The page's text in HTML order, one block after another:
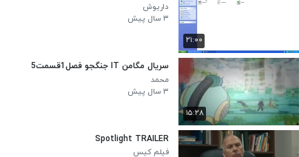
۲۱:۰۰
داریوش
۳ سال پیش
۱۵:۲۸
سریال مگامن IT جنگجو فصل1قسمت5
محمد
۳ سال پیش
Spotlight TRAILER
فیلم کیس